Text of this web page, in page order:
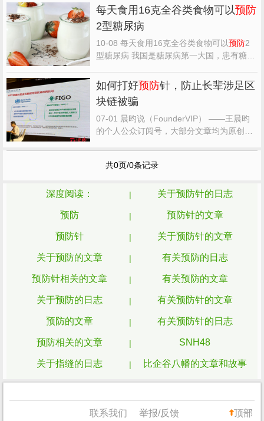
现，但是眼睛的视力模...
每天食用16克全谷类食物可以预防
2型糖尿病
10-08 每天食用16克全谷类食物可以预防2
型糖尿病 我国是糖尿病第一大国，患有糖尿
十个钟有8个人有糖尿病。而糖尿病又有一定
的遗传性，若是家中有人患病，后代就要比
普通人更易患病。因此，家中长辈有得糖尿
病的，就算身体健...
如何打好预防针，防止长辈涉足区
块链被骗
07-01 晨昀说（FounderVIP） ——王晨昀
的个人公众订阅号，大部分文章均为原创。
的地方。 请尽量将这篇文章转发给你的父母
代区块链从业者基本...
共0页/0条记录
深度阅读： 关于预防针的日志
预防 预防针的文章
预防针 关于预防针的文章
关于预防的文章 有关预防的日志
预防针相关的文章 有关预防的文章
关于预防的日志 有关预防针的文章
预防的文章 有关预防针的日志
预防相关的文章 SNH48
关于指缝的日志 比企谷八幡的文章和故事
咨询师相关的文章 花生相关的文章
顶部
联系我们 举报/反馈